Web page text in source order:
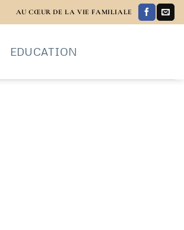
AU CŒUR DE LA VIE FAMILIALE
EDUCATION